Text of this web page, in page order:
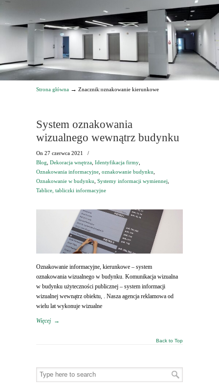
Strona główna → Znacznik:oznakowanie kierunkowe
System oznakowania
wizualnego wewnątrz budynku
On 27 czerwca 2021
/
Blog Dekoracja wnętrza Identyfikacja firmy
Oznakowania informacyjne oznakowanie budynku
Oznakowanie w budynku Systemy informacji wymiennej
Tablice, tabliczki informacyjne
Oznakowanie informacyjne, kierunkowe – system
oznakowania wizualnego w budynku. Komunikacja wizualna
w budynku użyteczności publicznej – system informacji
wizualnej wewnątrz obiektu, . Nasza agencja reklamowa od
wielu lat wykonuje wizualne
Więcej →
Back to Top